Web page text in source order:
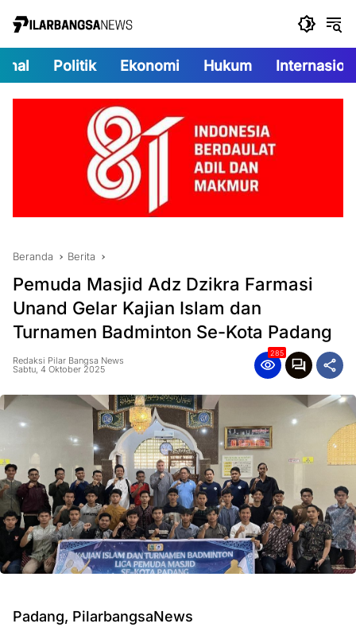
Politik Ekonomi Hukum
Beranda Berita
Pemuda Masjid Adz Dzikra Farmasi
Unand Gelar Kajian Islam dan
Turnamen Badminton Se-Kota Padang
Redaksi Pilar Bangsa News
Sabtu, 4 Oktober 2025
285
Padang, PilarbangsaNews